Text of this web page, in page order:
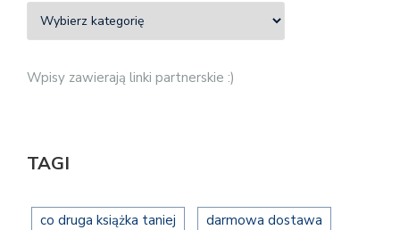
Wpisy zawierają linki partnerskie :)
TAGI
co druga książka taniej darmowa dostawa